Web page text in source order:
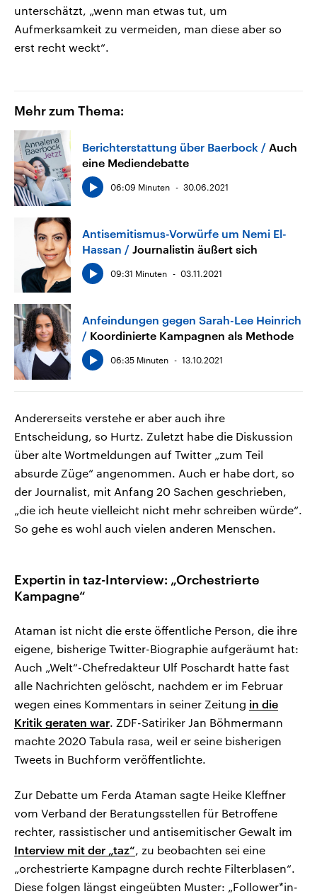
unterschätzt, „wenn man etwas tut, um
Aufmerksamkeit zu vermeiden, man diese aber so
erst recht weckt“.
Mehr zum Thema:
Berichterstattung über Baerbock
Auch
eine Mediendebatte
06:09 Minuten 30.06.2021
Antisemitismus-Vorwürfe um Nemi El-
Hassan
Journalistin äußert sich
09:31 Minuten 03.11.2021
Anfeindungen gegen Sarah-Lee Heinrich
Koordinierte Kampagnen als Methode
06:35 Minuten 13.10.2021
Andererseits verstehe er aber auch ihre
Entscheidung, so Hurtz. Zuletzt habe die Diskussion
über alte Wortmeldungen auf Twitter „zum Teil
absurde Züge“ angenommen. Auch er habe dort, so
der Journalist, mit Anfang 20 Sachen geschrieben,
„die ich heute vielleicht nicht mehr schreiben würde“.
So gehe es wohl auch vielen anderen Menschen.
Expertin in taz-Interview: „Orchestrierte
Kampagne“
Ataman ist nicht die erste öffentliche Person, die ihre
eigene, bisherige Twitter-Biographie aufgeräumt hat:
Auch „Welt“-Chefredakteur Ulf Poschardt hatte fast
alle Nachrichten gelöscht, nachdem er im Februar
wegen eines Kommentars in seiner Zeitung in die
Kritik geraten war . ZDF-Satiriker Jan Böhmermann
machte 2020 Tabula rasa, weil er seine bisherigen
Tweets in Buchform veröffentlichte.
Zur Debatte um Ferda Ataman sagte Heike Kleffner
vom Verband der Beratungsstellen für Betroffene
rechter, rassistischer und antisemitischer Gewalt im
Interview mit der „taz“ , zu beobachten sei eine
„orchestrierte Kampagne durch rechte Filterblasen“.
Diese folgen längst eingeübten Muster: „Follower*in­